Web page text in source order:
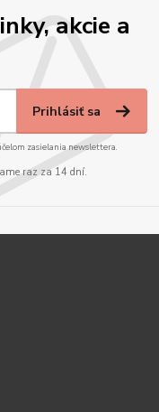
akcie a
Prihlásiť sa
zasielania newslettera.
raz za 14 dní.